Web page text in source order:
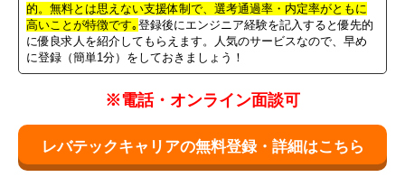
的。無料とは思えない支援体制で、選考通過率・内定率がともに
高いことが特徴です｡登録後にエンジニア経験を記入すると優先的
に優良求人を紹介してもらえます。人気のサービスなので、早め
に登録（簡単1分）をしておきましょう！
※電話・オンライン面談可
レバテックキャリアの無料登録・詳細はこちら